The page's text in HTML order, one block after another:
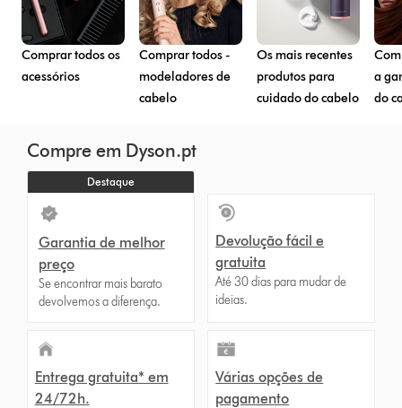
Comprar todos os
acessórios
Comprar todos -
modeladores de
cabelo
Os mais recentes
produtos para
cuidado do cabelo
a
do
Compre em Dyson.pt
Destaque
Garantia de melhor
preço
Se encontrar mais barato
devolvemos a diferença.
Devolução fácil e
gratuita
Até 30 dias para mudar de
ideias.
Entrega gratuita* em
24/72h.
Várias opções de
pagamento